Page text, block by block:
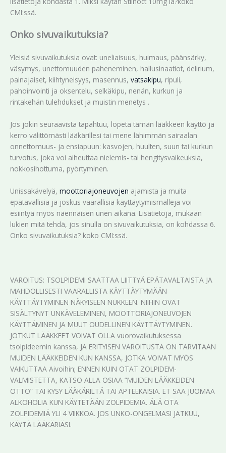
CMI:ssä.
Onko sivuvaikutuksia?
Yleisiä sivuvaikutuksia ovat: uneliaisuus, huimaus, päänsärky,
väsymys, unettomuuden paheneminen, hallusinaatiot, delirium,
painajaiset, kiihtyneisyys, masennus, vatsakipu, ripuli,
pahoinvointi ja oksentelu, selkäkipu, nenän, kurkun ja
rintakehän tulehdukset ja muistin menetys .
Jos jokin seuraavista tapahtuu, lopeta tämän lääkkeen käyttö ja
kerro välittömästi lääkärillesi tai mene lähimmän sairaalan
onnettomuus- ja ensiapuun: kasvojen, huulten, suun tai kurkun
turvotus, joka voi aiheuttaa nielemis- tai hengitysvaikeuksia,
nokkosihottuma, pyörtyminen.
Unissakävelyä, moottoriajoneuvojen ajamista ja muita
epätavallisia ja joskus vaarallisia käyttäytymismalleja voi
esiintyä myös näennäisen unen aikana. Lisätietoja, mukaan
lukien mitä tehdä, jos sinulla on sivuvaikutuksia, on kohdassa 6.
Onko sivuvaikutuksia? koko CMI:ssä.
VAROITUS: TSOLPIDEMI SAATTAA LIITTYÄ EPÄTAVALTAISTA JA
MAHDOLLISESTI VAARALLISTA KÄYTTÄYTYMÄÄN
KÄYTTÄYTYMINEN NÄKYISEEN NUKKEEN. NIIHIN OVAT
SISÄLTYNYT UNKÄVELEMINEN, MOOTTORIAJONEUVOJEN
KÄYTTÄMINEN JA MUUT OUDELLINEN KÄYTTÄYTYMINEN.
JOTKUT LÄÄKKEET VOIVAT OLLA vuorovaikutuksessa
tsolpideemin kanssa, JA ERITYISEN VAROITUSTA ON TARVITAAN
MUIDEN LÄÄKKEIDEN KUN KANSSA, JOTKA VOIVAT MYÖS
VAIKUTTAA Aivoihin; ENNEN KUIN OTAT ZOLPIDEM-
VALMISTETTA, KATSO ALLA OSIAA ”MUIDEN LÄÄKKEIDEN
OTTO” TAI KYSY LÄÄKÄRILTÄ TAI APTEEKAISIA. ET SAA JUOMAA
ALKOHOLIA KUN KÄYTETÄÄN ZOLPIDEMIA. ÄLÄ OTA
ZOLPIDEMIÄ YLI 4 VIIKKOA. JOS UNKO-ONGELMASI JATKUU,
KÄYTÄ LÄÄKÄRIÄSI.